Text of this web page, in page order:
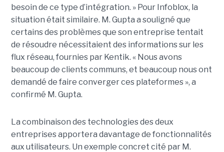
besoin de ce type d’intégration. » Pour Infoblox, la
situation était similaire. M. Gupta a souligné que
certains des problèmes que son entreprise tentait
de résoudre nécessitaient des informations sur les
flux réseau, fournies par Kentik. « Nous avons
beaucoup de clients communs, et beaucoup nous ont
demandé de faire converger ces plateformes », a
confirmé M. Gupta.
La combinaison des technologies des deux
entreprises apportera davantage de fonctionnalités
aux utilisateurs. Un exemple concret cité par M.